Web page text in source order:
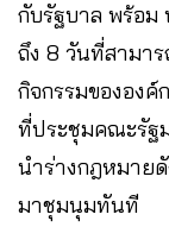
กับรัฐบาล​ พร้อม
ถึง 8 วันที่สามาร
กิจกรรมขององค์
ที่ประชุมคณะรัฐ
นำร่างกฎหมาย
มาชุมนุมทันที​